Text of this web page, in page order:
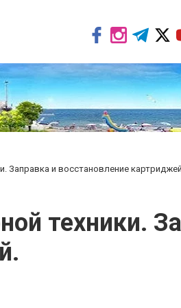
Заправка и восстановление
техники.